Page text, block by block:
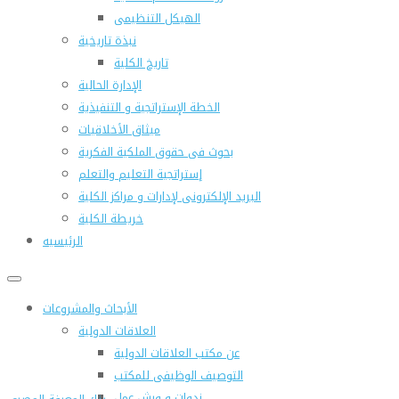
الهيكل التنظيمى
نبذة تاريخية
تاريخ الكلية
الإدارة الحالية
الخطة الإستراتجية و التنفيذية
ميثاق الأخلاقيات
بحوث فى حقوق الملكية الفكرية
إستراتجية التعليم والتعلم
البريد الإلكترونى لإدارات و مراكز الكلية
خريطة الكلية
الرئيسيه
الأبحاث والمشروعات
العلاقات الدولية
عن مكتب العلاقات الدولية
التوصيف الوظيفى للمكتب